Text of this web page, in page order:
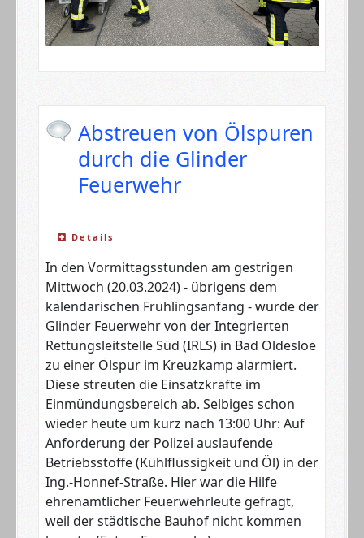
Abstreuen von Ölspuren
durch die Glinder
Feuerwehr
Details
In den Vormittagsstunden am gestrigen
Mittwoch (20.03.2024) - übrigens dem
kalendarischen Frühlingsanfang - wurde der
Glinder Feuerwehr von der Integrierten
Rettungsleitstelle Süd (IRLS) in Bad Oldesloe
zu einer Ölspur im Kreuzkamp alarmiert.
Diese streuten die Einsatzkräfte im
Einmündungsbereich ab. Selbiges schon
wieder heute um kurz nach 13:00 Uhr: Auf
Anforderung der Polizei auslaufende
Betriebsstoffe (Kühlflüssigkeit und Öl) in der
Ing.-Honnef-Straße. Hier war die Hilfe
ehrenamtlicher Feuerwehrleute gefragt,
weil der städtische Bauhof nicht kommen